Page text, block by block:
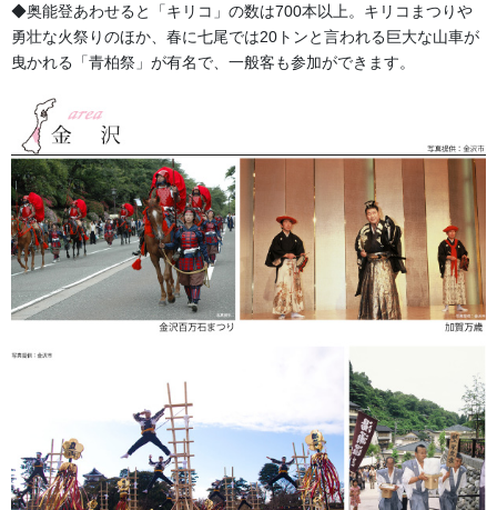
半纏の由来
半纏はいつ頃から着られるようになったのでしょう？ いろいろな
と言われています。 オリジナルで製作される袢纏を「別誂半纏
（べつあつらえはんてん）」「別 […]
よもやま話
法被・はっぴ・はんてん・印半纏
お祭備品と豆知識
お祭用品・品目
獅子舞・衣裳・別仕立・小物
祭り前掛け・けんたい・胸当て
提灯 祭
◆奥能登あわせると「キリコ」の数は700本以上。キリコまつりや
勇壮な火祭りのほか、春に七尾では20トンと言われる巨大な山車が
曳かれる「青柏祭」が有名で、一般客も参加ができます。